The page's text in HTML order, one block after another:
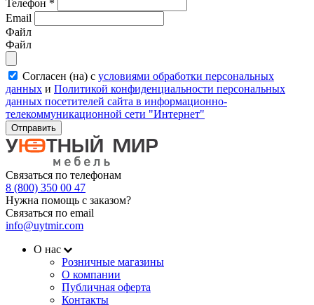
Телефон *
Email
Файл
Файл
Согласен (на) с условиями обработки персональных
данных и Политикой конфиденциальности персональных
данных посетителей сайта в информационно-
телекоммуникационной сети "Интернет"
Отправить
Связаться по телефонам
8 (800) 350 00 47
Нужна помощь с заказом?
Связаться по email
info@uytmir.com
О нас
Розничные магазины
О компании
Публичная оферта
Контакты